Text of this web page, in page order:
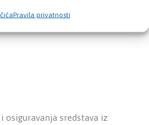
Pravila privatnosti
osiguranja Kantona
osiguravanja sredstava iz